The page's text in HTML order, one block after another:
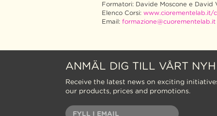
Formatori: Davide Moscone e David
Elenco Corsi: www.ciorementelab.it/
Email: formazione@cuorementelab.it
ANMÄL DIG TILL VÅRT
Receive the latest news on exciting
our products, prices and promotions.